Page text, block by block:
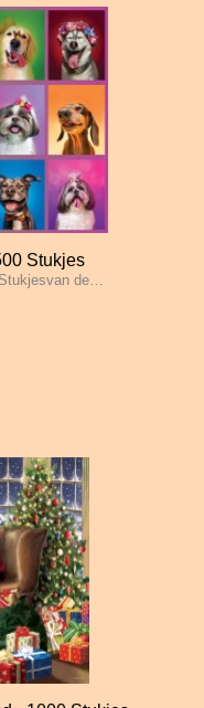
Stukjes
de…